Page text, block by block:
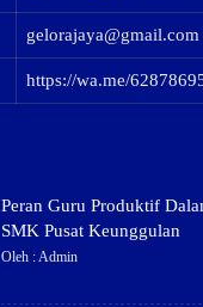
gelorajaya@gmail.com
https://wa.me/
Peran Guru Produktif
SMK Pusat Keunggulan
Oleh : Admin